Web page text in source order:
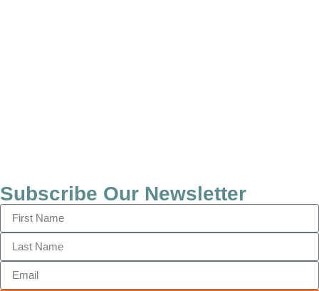
Subscribe Our Newsletter